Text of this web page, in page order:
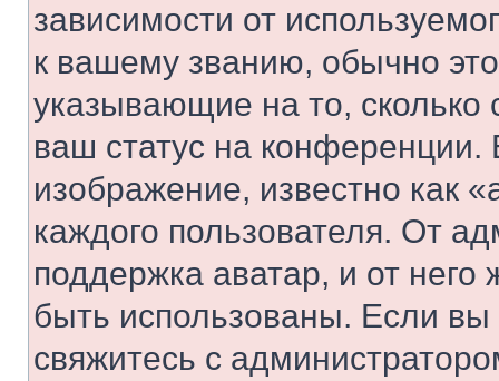
зависимости от
к вашему званию, обычно это
указывающие на то,
ваш статус на
изображение, известно как
каждого пользователя. От
поддержка аватар, и от него
быть использованы. Если
свяжитесь с